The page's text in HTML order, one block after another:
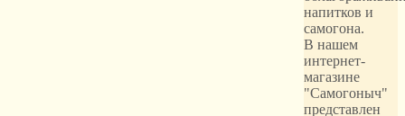
напитков и
самогона.
В нашем
интернет-
магазине
"Самогоныч"
представлен